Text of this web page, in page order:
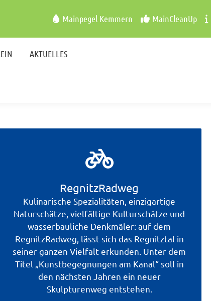
Mainpegel Kemmern MainCleanUp
AKTUELLES
RegnitzRadweg
Kulinarische Spezialitäten, einzigartige
Naturschätze, vielfältige Kulturschätze und
wasserbauliche Denkmäler: auf dem
RegnitzRadweg, lässt sich das Regnitztal in
seiner ganzen Vielfalt erkunden. Unter dem
Titel „Kunstbegegnungen am Kanal“ soll in
den nächsten Jahren ein neuer
Skulpturenweg entstehen.
AKTUELLES